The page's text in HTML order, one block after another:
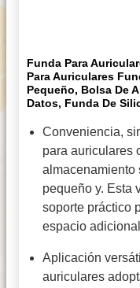
Funda Para
Para Auriculares
Pequeño, Bolsa De
Datos, Funda De
Conveniencia,
para auriculares
almacenamiento
pequeño y. Esta
soporte práctico
espacio adicional
Aplicación
auriculares